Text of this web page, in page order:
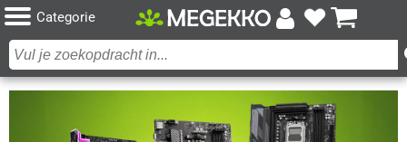
Categorie